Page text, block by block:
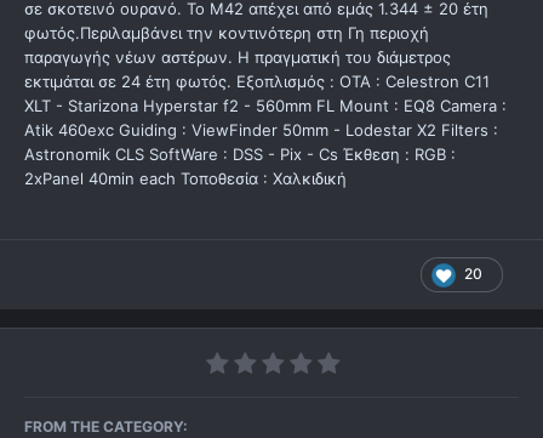
σε σκοτεινό ουρανό. Το M42 απέχει από εμάς 1.344 ± 20 έτη
φωτός.Περιλαμβάνει την κοντινότερη στη Γη περιοχή
παραγωγής νέων αστέρων. Η πραγματική του διάμετρος
εκτιμάται σε 24 έτη φωτός. Εξοπλισμός : OTA : Celestron C11
XLT - Starizona Hyperstar f2 - 560mm FL Mount : EQ8 Camera :
Atik 460exc Guiding : ViewFinder 50mm - Lodestar X2 Filters :
Astronomik CLS SoftWare : DSS - Pix - Cs Έκθεση : RGB :
2xPanel 40min each Τοποθεσία : Χαλκιδική
20
FROM THE CATEGORY: